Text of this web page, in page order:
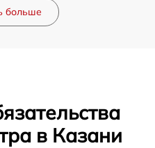
больше
в Казани